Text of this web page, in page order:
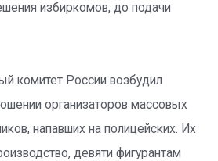
избиркомов, до подачи
комитет России возбудил
организаторов массовых
напавших на полицейских. Их
девяти фигурантам